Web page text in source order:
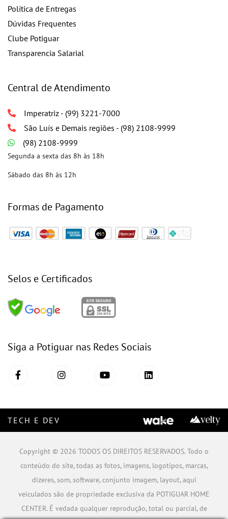
Política de Entregas
Dúvidas Frequentes
Clube Potiguar
Transparencia Salarial
Central de Atendimento
Imperatriz - (99) 3221-7000
São Luís e Demais regiões - (98) 2108-9999
(98) 2108-9999
Segunda a sexta das 8h às 18h
Sábado das 8h às 12h
Formas de Pagamento
Selos e Certificados
Siga a Potiguar nas Redes Sociais
TECH E DEV
Copyright © 2026 TODOS OS DIREITOS RESERVADOS. Todo o
conteúdo do site, todas as fotos, imagens, logotipos, marcas,
dizeres, som, software, conjunto imagem, layout, aqui
veiculados são de propriedade exclusiva da POTIGUAR HOME
CENTER. É vedada qualquer reprodução, total ou parcial, de